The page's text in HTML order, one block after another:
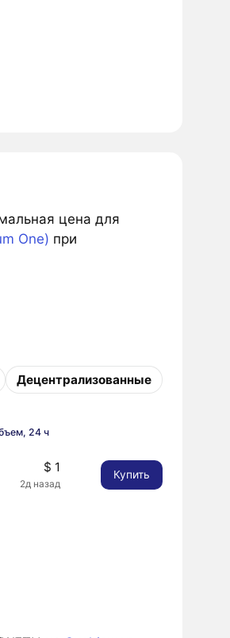
цена для
One) при
Децентрализованные
24 ч
$ 1
2д назад
Купить